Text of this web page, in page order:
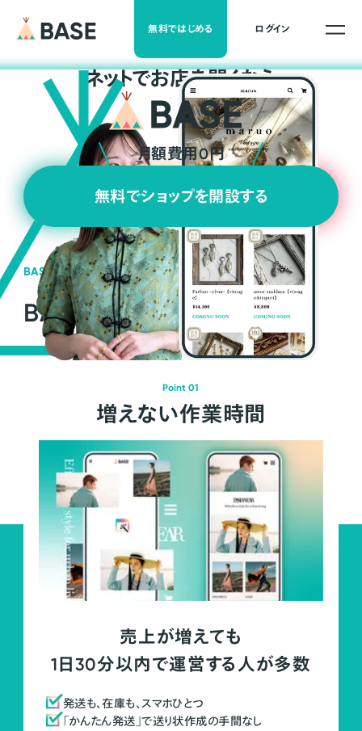
無料ではじめる ログイン
ネットでお店を開くなら
月額費用0円
無料でショップを開設する
BASEの強み
BASEが強い3つの理由
Point 01
増えない作業時間
売上が増えても
1日30分以内で運営する人が多数
発送も、在庫も、スマホひとつ
「かんたん発送」で送り状作成の手間なし